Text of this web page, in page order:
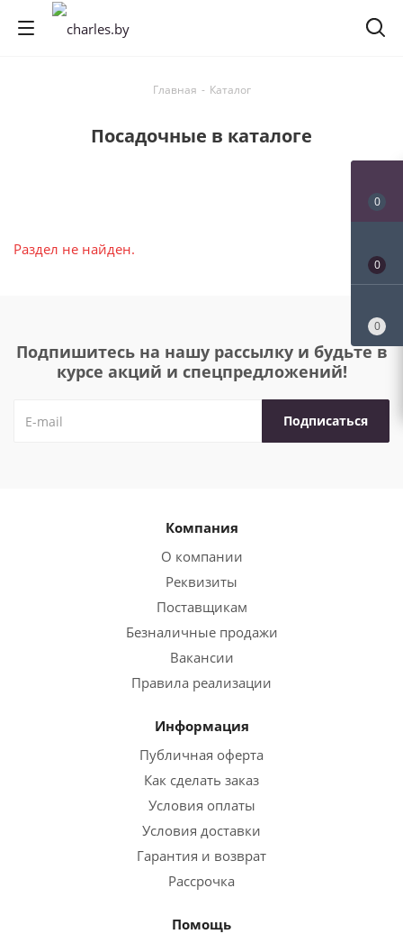
Главная - Каталог
Посадочные в каталоге
Раздел не найден.
Подпишитесь на нашу рассылку и будьте в
курсе акций и спецпредложений!
Компания
О компании
Реквизиты
Поставщикам
Безналичные продажи
Вакансии
Правила реализации
Информация
Публичная оферта
Как сделать заказ
Условия оплаты
Условия доставки
Гарантия и возврат
Рассрочка
Помощь
0
0
0